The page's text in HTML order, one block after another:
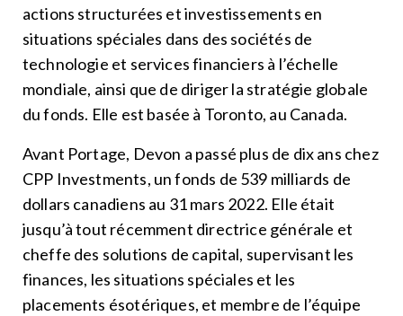
actions structurées et investissements en
situations spéciales dans des sociétés de
technologie et services financiers à l’échelle
mondiale, ainsi que de diriger la stratégie globale
du fonds. Elle est basée à Toronto, au Canada.
Avant Portage, Devon a passé plus de dix ans chez
CPP Investments, un fonds de 539 milliards de
dollars canadiens au 31 mars 2022. Elle était
jusqu’à tout récemment directrice générale et
cheffe des solutions de capital, supervisant les
finances, les situations spéciales et les
placements ésotériques, et membre de l’équipe